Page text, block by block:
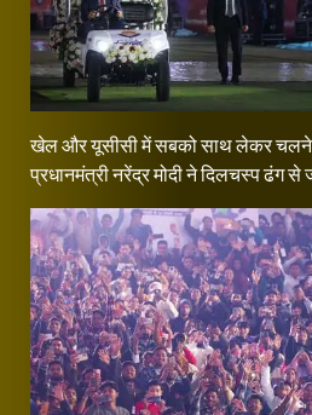
खेल और यूसीसी में सबको साथ लेकर चलने
प्रधानमंत्री नरेंद्र मोदी ने दिलचस्प ढंग से